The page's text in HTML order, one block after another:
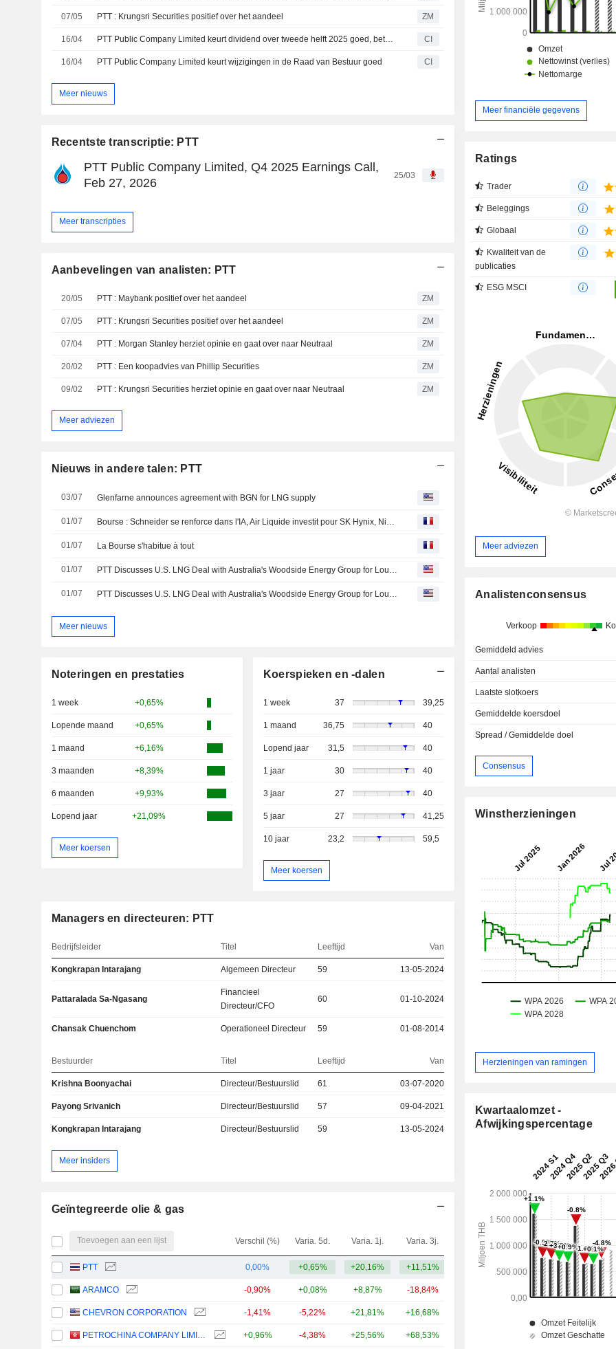
07/05 PTT : Krungsri Securities positief over het aandeel ZM
16/04 PTT Public Company Limited keurt dividend over tweede helft 2025 goed, betaalbaar op 28 april 2026 CI
16/04 PTT Public Company Limited keurt wijzigingen in de Raad van Bestuur goed CI
Meer nieuws
Recentste transcriptie: PTT
PTT Public Company Limited, Q4 2025 Earnings Call,
Feb 27, 2026
25/03
Meer transcripties
Aanbevelingen van analisten: PTT
20/05 PTT : Maybank positief over het aandeel ZM
07/05 PTT : Krungsri Securities positief over het aandeel ZM
07/04 PTT : Morgan Stanley herziet opinie en gaat over naar Neutraal ZM
20/02 PTT : Een koopadvies van Phillip Securities ZM
09/02 PTT : Krungsri Securities herziet opinie en gaat over naar Neutraal ZM
Meer adviezen
Nieuws in andere talen: PTT
03/07 Glenfarne announces agreement with BGN for LNG supply
01/07 Bourse : Schneider se renforce dans l'IA, Air Liquide investit pour SK Hynix, Nike déçoit
01/07 La Bourse s'habitue à tout
01/07 PTT Discusses U.S. LNG Deal with Australia's Woodside Energy Group for Louisiana Facility
01/07 PTT Discusses U.S. LNG Deal with Australia's Woodside Energy Group for Louisiana Facility
Meer nieuws
Noteringen en prestaties
1 week +0,65%
Lopende maand +0,65%
1 maand +6,16%
3 maanden +8,39%
6 maanden +9,93%
Lopend jaar +21,09%
Meer koersen
Koerspieken en -dalen
1 week 37 39,25
1 maand 36,75 40
Lopend jaar 31,5 40
1 jaar 30 40
3 jaar 27 40
5 jaar 27 41,25
10 jaar 23,2 59,5
Meer koersen
Managers en directeuren: PTT
Bedrijfsleider Titel Leeftijd Van
Kongkrapan Intarajang Algemeen Directeur 59 13-05-2024
Pattaralada Sa-Ngasang
Financieel
Directeur/CFO
60 01-10-2024
Chansak Chuenchom Operationeel Directeur 59 01-08-2014
Bestuurder Titel Leeftijd Van
Krishna Boonyachai Directeur/Bestuurslid 61 03-07-2020
Payong Srivanich Directeur/Bestuurslid 57 09-04-2021
Kongkrapan Intarajang Directeur/Bestuurslid 59 13-05-2024
Meer insiders
Geïntegreerde olie & gas
Toevoegen aan een lijst Verschil (%) Varia. 5d. Varia. 1j. Varia. 3j. Kap.($)
PTT 0,00% +0,65% +20,16% +11,51% 33,29 mld.
ARAMCO -0,90% +0,08% +8,87% -18,84%
CHEVRON CORPORATION -1,41% -5,22% +21,81% +16,68%
+0,96% -4,38% +25,56% +68,53%
Meer financiële gegevens
Ratings
Trader
Beleggings
Globaal
Kwaliteit van de
publicaties
ESG MSCI
Meer adviezen
Analistenconsensus
Verkoop
Gemiddeld advies
Aantal analisten
Laatste slotkoers
Gemiddelde koersdoel
Spread / Gemiddelde doel
Consensus
Winstherzieningen
Herzieningen van ramingen
Kwartaalomzet -
Afwijkingspercentage